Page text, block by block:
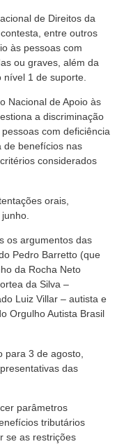
de Direitos da
entre outros
às pessoas com
ou graves, além da
1 de suporte.
Nacional de Apoio às
a discriminação
com deficiência
de benefícios nas
considerados
orais,
os argumentos das
Pedro Barretto (que
da Rocha Neto
da Silva –
Luiz Villar – autista e
Orgulho Autista Brasil
para 3 de agosto,
das
parâmetros
tributários
se as restrições